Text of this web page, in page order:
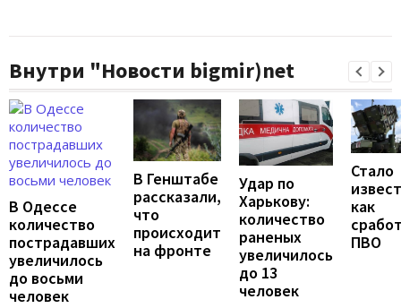
Внутри "Новости bigmir)net
В Одессе
количество
пострадавших
увеличилось
до восьми
человек
В Генштабе
рассказали,
что
происходит
на фронте
Удар по
Харькову:
количество
раненых
увеличилось
до 13
человек
Стало
как
ПВО